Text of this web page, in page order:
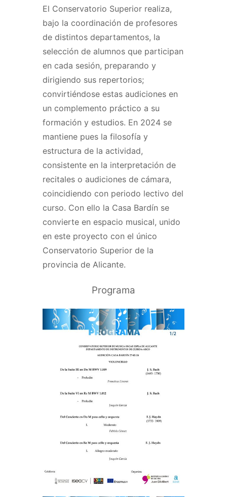
El Conservatorio Superior realiza,
bajo la coordinación de profesores
de distintos departamentos, la
selección de alumnos que participan
en cada sesión, preparando y
dirigiendo sus repertorios;
convirtiéndose estas audiciones en
un complemento práctico a su
formación y estudios. En 2024 se
mantiene pues la filosofía y
estructura de la actividad,
consistente en la interpretación de
recitales o audiciones de cámara,
coincidiendo con periodo lectivo del
curso. Con ello la Casa Bardín se
convierte en espacio musical, unido
en este proyecto con el único
Conservatorio Superior de la
provincia de Alicante.
Programa